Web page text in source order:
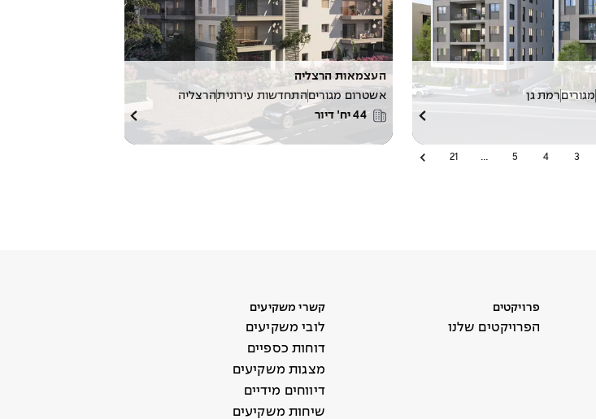
מגורים רמת גן
העצמאות הרצליה
אשטרום מגוריםהתחדשות עירוניתהרצליה
44 יח׳ דיור
3
4
5
…
21
פרויקטים
הפרויקטים שלנו
קשרי משקיעים
לובי משקיעים
דוחות כספיים
מצגות משקיעים
דיווחים מידיים
שיחות משקיעים